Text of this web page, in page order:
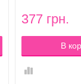
377 грн.
В